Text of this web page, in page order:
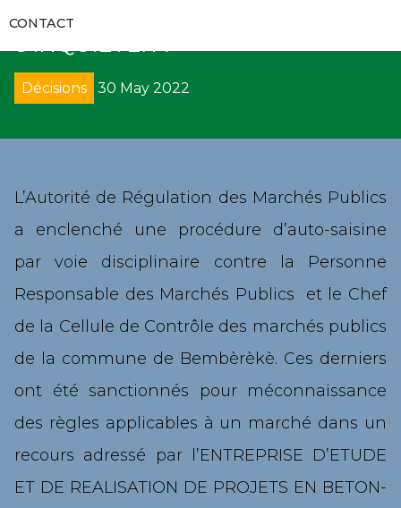
APPELS D’OFFRES
FORMATIONS
CODES DES MARCHÉS PUBLICS
DÉCRETS
ARRÊTÉS
RECOURS
DÉNONCIATION
SOLLICIATION DE CONCILIATION
ARBITRAGE
REMISE DE PÉNALITÉS
COLLECTE DE DONNÉES
VIDÉOS
CONTACT
BEMBEREKE DOIVENT-ILS
S’INQUIETER ?
Décisions 30 May 2022
L’Autorité de Régulation des Marchés Publics
a enclenché une procédure d’auto-saisine
par voie disciplinaire contre la Personne
Responsable des Marchés Publics et le Chef
de la Cellule de Contrôle des marchés publics
de la commune de Bembèrèkè. Ces derniers
ont été sanctionnés pour méconnaissance
des règles applicables à un marché dans un
recours adressé par l’ENTREPRISE D’ETUDE
ET DE REALISATION DE PROJETS EN BETON-